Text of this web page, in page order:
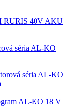
RURIS 40V AKU
AL-KO
AL-KO
AL-KO 18 V